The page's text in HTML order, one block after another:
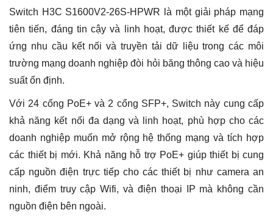
Switch H3C S1600V2-26S-HPWR là một giải pháp mạng
tiên tiến, đáng tin cậy và linh hoạt, được thiết kế để đáp
ứng nhu cầu kết nối và truyền tải dữ liệu trong các môi
trường mạng doanh nghiệp đòi hỏi băng thông cao và hiệu
suất ổn định.
Với 24 cổng PoE+ và 2 cổng SFP+, Switch này cung cấp
khả năng kết nối đa dạng và linh hoạt, phù hợp cho các
doanh nghiệp muốn mở rộng hệ thống mạng và tích hợp
các thiết bị mới. Khả năng hỗ trợ PoE+ giúp thiết bị cung
cấp nguồn điện trực tiếp cho các thiết bị như camera an
ninh, điểm truy cập Wifi, và điện thoại IP mà không cần
nguồn điện bên ngoài.